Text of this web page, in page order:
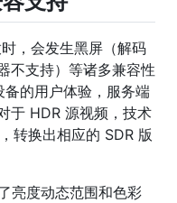
，会发生黑屏（解码
不支持）等诸多兼容性
的用户体验，服务端
于 HDR 源视频，技术
转换出相应的 SDR 版
亮度动态范围和色彩